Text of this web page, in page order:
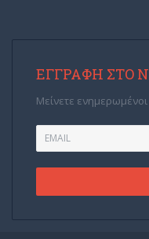
ΕΓΓΡΑΦΉ ΣΤΟ
Μείνετε